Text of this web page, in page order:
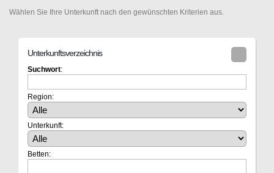
Wählen Sie Ihre Unterkunft nach den gewünschten Kriterien aus.
Unterkunftsverzeichnis
Suchwort:
Region:
Unterkunft:
Betten: